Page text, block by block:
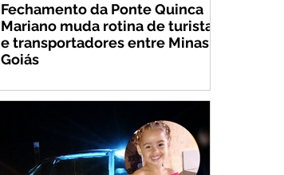
Fechamento da Ponte Quinca
Mariano muda rotina de turistas
e transportadores entre Minas e
Goiás